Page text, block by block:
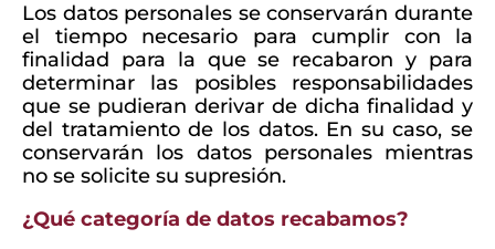
Los datos personales se conservarán durante
el tiempo necesario para cumplir con la
finalidad para la que se recabaron y para
determinar las posibles responsabilidades
que se pudieran derivar de dicha finalidad y
del tratamiento de los datos. En su caso, se
conservarán los datos personales mientras
no se solicite su supresión.
¿Qué categoría de datos recabamos?